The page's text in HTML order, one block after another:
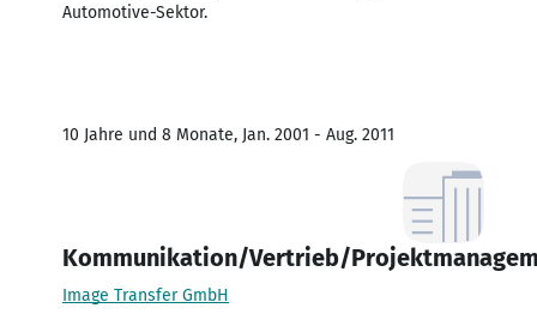
Automotive-Sektor.
10 Jahre und 8 Monate, Jan. 2001 - Aug. 2011
Kommunikation/Vertrieb/
Image Transfer GmbH